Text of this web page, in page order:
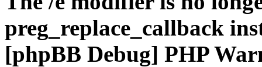
preg_replace_callback
[phpBB Debug] PHP